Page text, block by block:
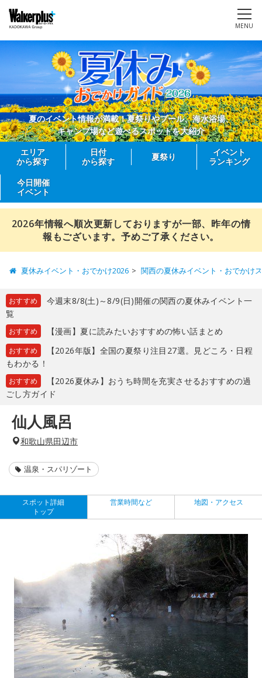
MENU
夏のイベント情報が満載！夏祭りやプール、海水浴場、
キャンプ場など遊べるスポットを大紹介
エリア
から探す
日付
から探す
夏祭り
イベント
ランキング
今日開催
イベント
2026年情報へ順次更新しておりますが一部、昨年の情
報もございます。予めご了承ください。
夏休みイベント・おでかけ2026 関西の夏休みイベント・おでかけ
おすすめ
今週末8/8(土)～8/9(日)開催の関西の夏休みイベント一
覧
おすすめ 【漫画】夏に読みたいおすすめの怖い話まとめ
おすすめ
【2026年版】全国の夏祭り注目27選。見どころ・日程
もわかる！
おすすめ
【2026夏休み】おうち時間を充実させるおすすめの過
ごし方ガイド
仙人風呂
和歌山県田辺市
温泉・スパリゾート
スポット詳細
トップ
営業時間など 地図・アクセス